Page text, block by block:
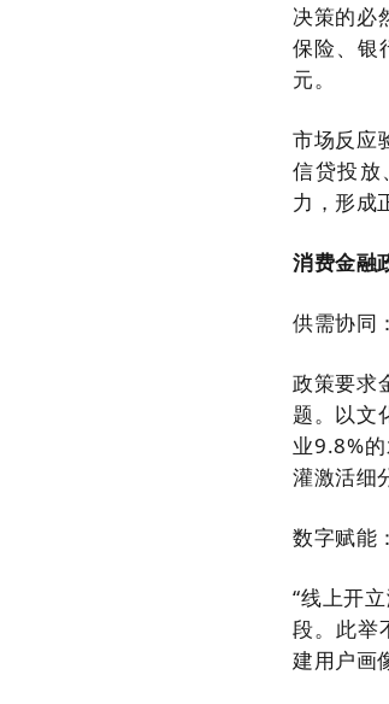
决策的必
保险、银
元。
市场反应
信贷投放
力，形成
消费金融
供需协同
政策要求
题。以文
业9.8%
灌激活细
数字赋能
“线上开
段。此举
建用户画